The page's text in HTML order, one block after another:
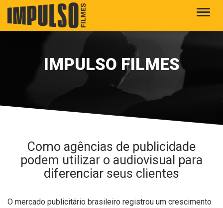
IMPULSO FILMES
Como agências de publicidade
podem utilizar o audiovisual para
diferenciar seus clientes
O mercado publicitário brasileiro registrou um crescimento